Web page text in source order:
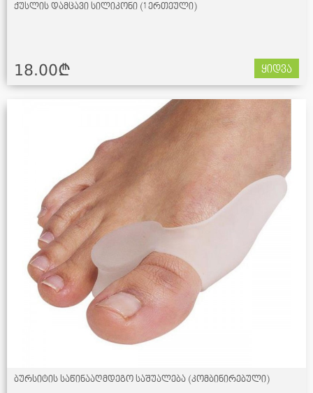
ქუსლის დამცავი სილიკონი (1 ერთეული)
18.00¢ ყიდვა
ბურსიტის საწინააღმდეგო საშუალება (კომბინირებული)